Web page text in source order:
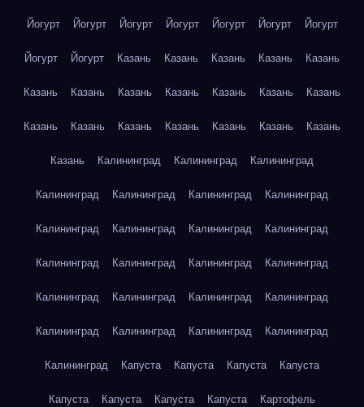
Йогурт Йогурт Йогурт Йогурт Йогурт Йогурт Йогурт
Йогурт Йогурт Казань Казань Казань Казань Казань
Казань Казань Казань Казань Казань Казань Казань
Казань Казань Казань Казань Казань Казань Казань
Казань Калининград Калининград Калининград
Калининград Калининград Калининград Калининград
Калининград Калининград Калининград Калининград
Калининград Калининград Калининград Калининград
Калининград Калининград Калининград Калининград
Калининград Калининград Калининград Калининград
Калининград Капуста Капуста Капуста Капуста
Капуста Капуста Капуста Капуста Картофель